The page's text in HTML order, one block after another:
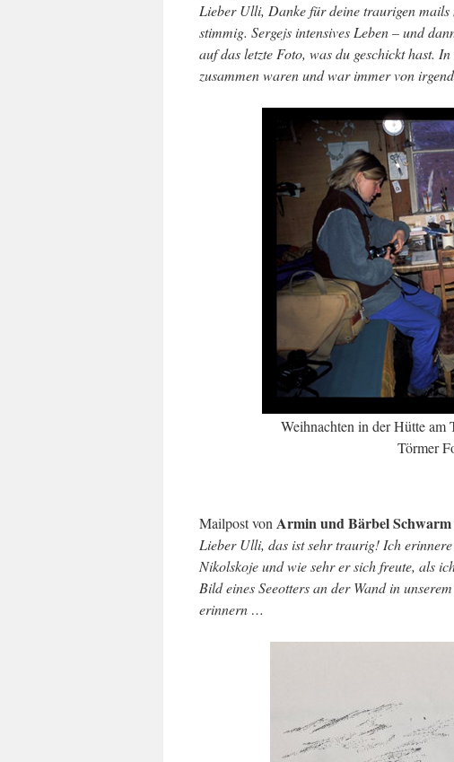
Lieber Ulli, Danke für deine traurigen mails
stimmig. Sergejs intensives Leben – und
auf das letzte Foto, was du geschickt hast.
zusammen waren und war immer von
Weihnachten in der Hütte
Törmer
Mailpost von Armin und Bärbel Schwarm
Lieber Ulli, das ist sehr traurig! Ich
Nikolskoje und wie sehr er sich freute, als
Bild eines Seeotters an der Wand in
erinnern …